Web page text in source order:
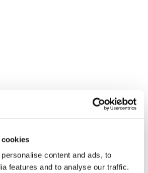
content and ads, to
features and to analyse our traffic.
veloce, ti serve una ricetta per